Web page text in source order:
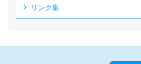
リンク集